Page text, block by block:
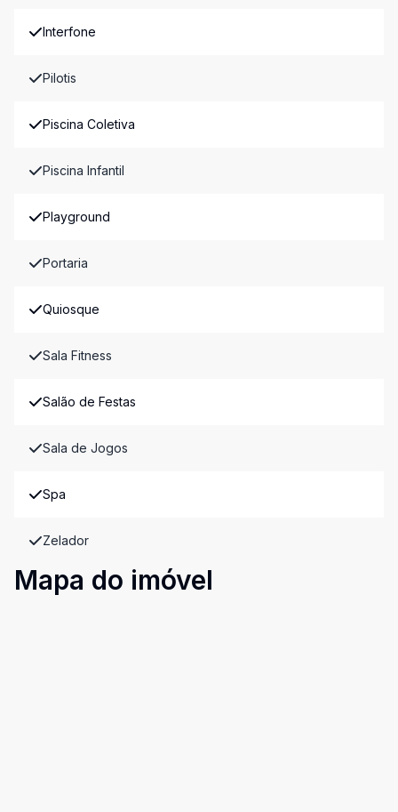
Interfone
Pilotis
Piscina Coletiva
Piscina Infantil
Playground
Portaria
Quiosque
Sala Fitness
Salão de Festas
Sala de Jogos
Spa
Zelador
Mapa do imóvel